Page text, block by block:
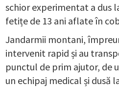
schior experimentat a dus
fetițe de 13 ani aflate în
Jandarmii montani,
intervenit rapid și au
punctul de prim ajutor, de
un echipaj medical și dusă